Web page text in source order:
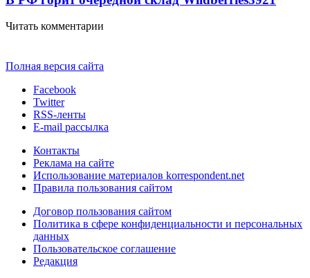
Читать комментарии
Полная версия сайта
Facebook
Twitter
RSS-ленты
E-mail рассылка
Контакты
Реклама на сайте
Использование материалов korrespondent.net
Правила пользования сайтом
Договор пользования сайтом
Политика в сфере конфиденциальности и персональных
данных
Пользовательское соглашение
Редакция